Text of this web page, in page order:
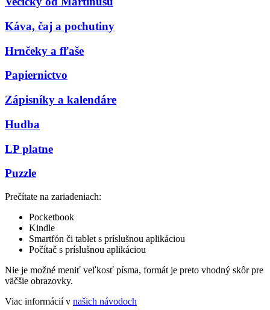
Káva, čaj a pochutiny
Hrnčeky a fľaše
Papiernictvo
Zápisníky a kalendáre
Hudba
LP platne
Puzzle
Prečítate na zariadeniach:
Pocketbook
Kindle
Smartfón či tablet s príslušnou aplikáciou
Počítač s príslušnou aplikáciou
Nie je možné meniť veľkosť písma, formát je preto vhodný skôr pre
väčšie obrazovky.
Viac informácií v našich návodoch